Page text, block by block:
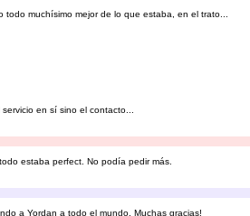
muchísimo mejor de lo que estaba, en el trato...
en sí sino el contacto...
estaba perfect. No podía pedir más.
a Yordan a todo el mundo. Muchas gracias!